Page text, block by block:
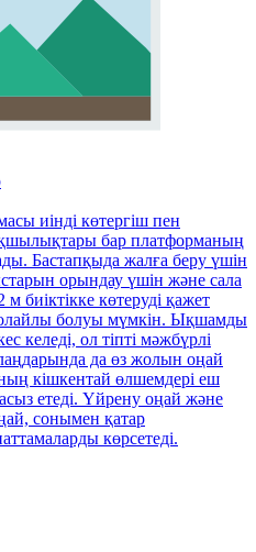
иінді көтергіш пен
бар платформаның
Бастапқыда жалға беру үшін
орындау үшін және сала
биіктікке көтеруді қажет
болуы мүмкін. Ықшамды
келеді, ол тіпті мәжбүрлі
да өз жолын оңай
кішкентай өлшемдері еш
етеді. Үйрену оңай және
сонымен қатар
көрсетеді.